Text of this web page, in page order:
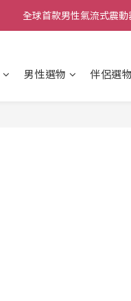
新款智能
全球首款男性氣流式震
新款智能
男性選物 伴侶選物